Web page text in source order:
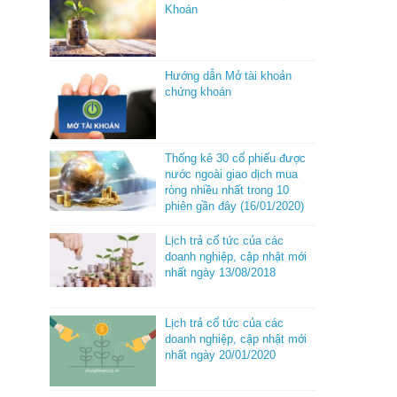
Khoán
Hướng dẫn Mở tài khoản
chứng khoán
Thống kê 30 cổ phiếu được
nước ngoài giao dịch mua
ròng nhiều nhất trong 10
phiên gần đây (16/01/2020)
Lịch trả cổ tức của các
doanh nghiệp, cập nhật mới
nhất ngày 13/08/2018
Lịch trả cổ tức của các
doanh nghiệp, cập nhật mới
nhất ngày 20/01/2020